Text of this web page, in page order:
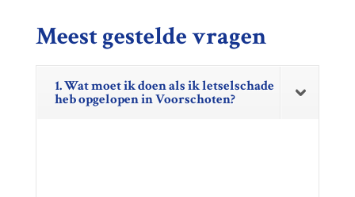
Meest gestelde vragen
1. Wat moet ik doen als ik letselschade
heb opgelopen in Voorschoten?